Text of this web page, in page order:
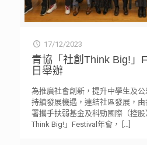
17/12/2023
青協「社創Think Big!」
日舉辦
為推廣社會創新，提升中學生及
持續發展機遇，連結社區發展，
署攜手扶弱基金及科勁國際（控
Think Big!」Festival年會，
[…]